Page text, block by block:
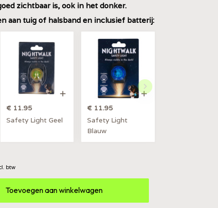
zichtbaar is, ook in het donker.
aan tuig of halsband en inclusief batterij:
€ 11.95
Safety Light Geel
€ 11.95
Safety Light
Blauw
btw
Toevoegen aan winkelwagen